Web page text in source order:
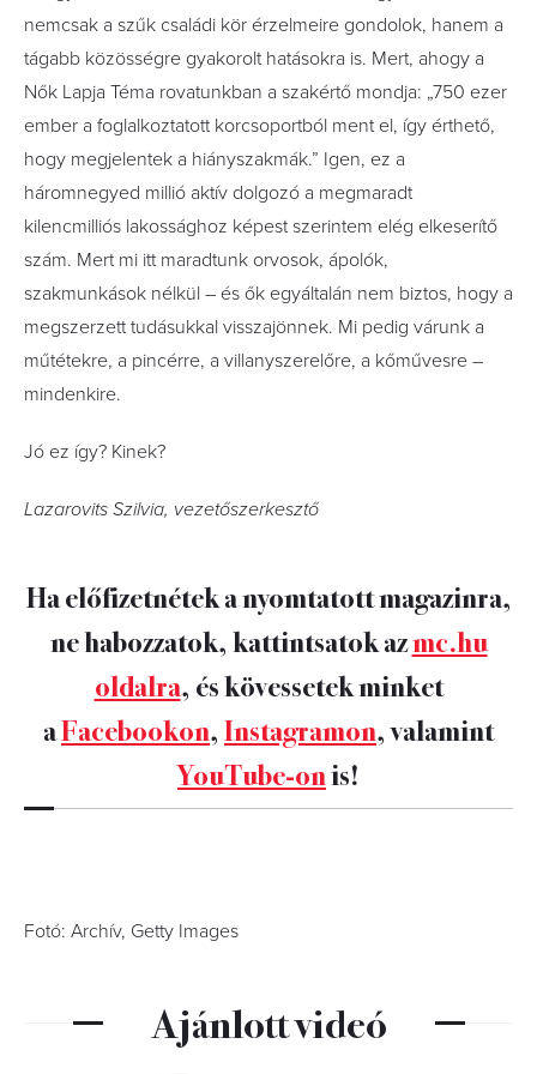
nemcsak a szűk családi kör érzelmeire gondolok, hanem a
tágabb közösségre gyakorolt hatásokra is. Mert, ahogy a
Nők Lapja Téma rovatunkban a szakértő mondja: „750 ezer
ember a foglalkoztatott korcsoportból ment el, így érthető,
hogy megjelentek a hiányszakmák.” Igen, ez a
háromnegyed millió aktív dolgozó a megmaradt
kilencmilliós lakossághoz képest szerintem elég elkeserítő
szám. Mert mi itt maradtunk orvosok, ápolók,
szakmunkások nélkül – és ők egyáltalán nem biztos, hogy a
megszerzett tudásukkal visszajönnek. Mi pedig várunk a
műtétekre, a pincérre, a villanyszerelőre, a kőművesre –
mindenkire.
Jó ez így? Kinek?
Lazarovits Szilvia, vezetőszerkesztő
Ha előfizetnétek a nyomtatott magazinra,
ne habozzatok, kattintsatok azmc.hu
oldalra, és kövessetek minket
aFacebookon,Instagramon, valamint
YouTube-onis!
Fotó: Archív, Getty Images
Ajánlott videó